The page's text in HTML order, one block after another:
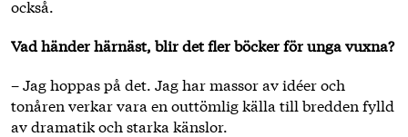
också.
Vad händer härnäst, blir det fler böcker för unga vuxna?
– Jag hoppas på det. Jag har massor av idéer och
tonåren verkar vara en outtömlig källa till bredden fylld
av dramatik och starka känslor.